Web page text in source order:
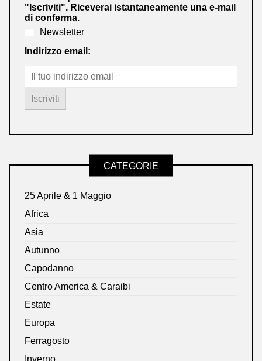
"Iscriviti". Riceverai istantaneamente una e-mail
di conferma.
Newsletter
Indirizzo email:
CATEGORIE
25 Aprile & 1 Maggio
Africa
Asia
Autunno
Capodanno
Centro America & Caraibi
Estate
Europa
Ferragosto
Inverno